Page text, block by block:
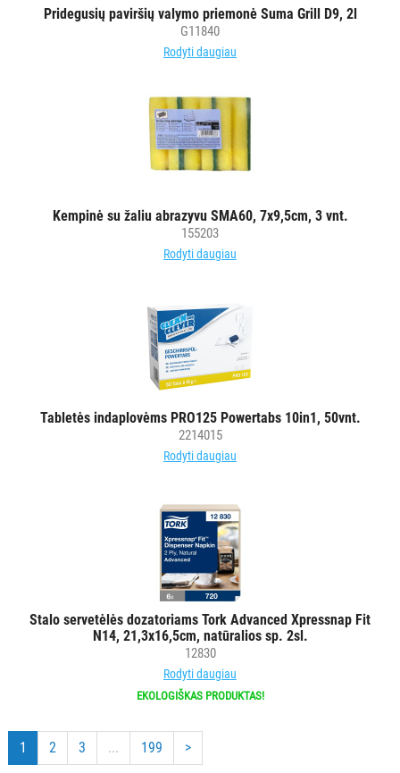
Pridegusių paviršių valymo priemonė Suma Grill D9, 2l
G11840
Rodyti daugiau
Kempinė su žaliu abrazyvu SMA60, 7x9,5cm, 3 vnt.
155203
Rodyti daugiau
Tabletės indaplovėms PRO125 Powertabs 10in1, 50vnt.
2214015
Rodyti daugiau
Stalo servetėlės dozatoriams Tork Advanced Xpressnap Fit
N14, 21,3x16,5cm, natūralios sp. 2sl.
12830
Rodyti daugiau
EKOLOGIŠKAS PRODUKTAS!
1 2 3 ... 199 >